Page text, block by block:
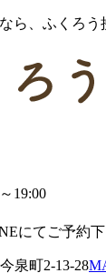
ら、ふくろう
19:00
にてご予約
泉町2-13-28